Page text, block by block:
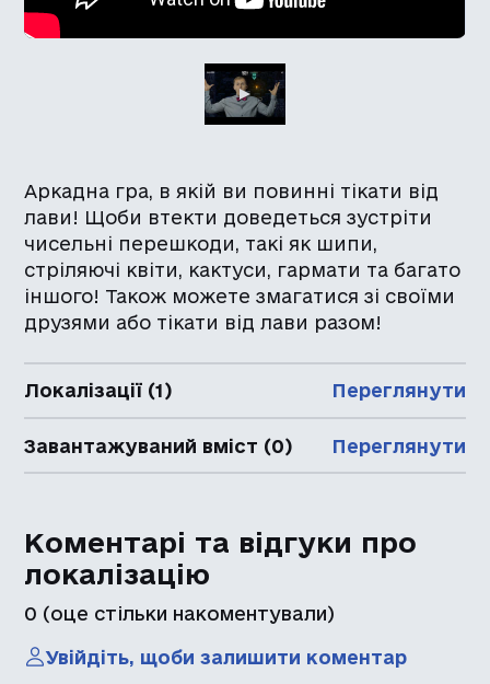
Аркадна гра, в якій ви повинні тікати від
лави! Щоби втекти доведеться зустріти
чисельні перешкоди, такі як шипи,
стріляючі квіти, кактуси, гармати та багато
іншого! Також можете змагатися зі своїми
друзями або тікати від лави разом!
Локалізації (1) Переглянути
Завантажуваний вміст (0) Переглянути
Коментарі та відгуки про
локалізацію
0 (оце стільки накоментували)
Увійдіть, щоби залишити коментар